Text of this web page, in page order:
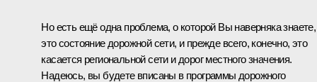
Но есть ещё одна проблема, о которой Вы наверняка знаете,
это состояние дорожной сети, и прежде всего, конечно, это
касается региональной сети и дорог местного значения.
Надеюсь, вы будете вписаны в программы дорожного